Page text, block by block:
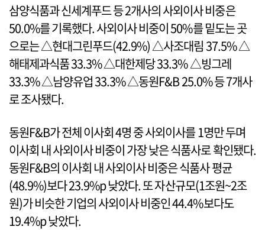
삼양식품과 신세계푸드 등 2개사의 사외이사 비중은
50.0%를 기록했다. 사외이사 비중이 50%를 밑도는 곳
으로는 △현대그린푸드(42.9%) △사조대림 37.5% △
해태제과식품 33.3% △대한제당 33.3% △빙그레
33.3% △남양유업 33.3% △동원F&B 25.0% 등 7개사
로 조사됐다.
동원F&B가 전체 이사회 4명 중 사외이사를 1명만 두며
이사회 내 사외이사 비중이 가장 낮은 식품사로 확인됐다.
동원F&B의 이사회 내 사외이사 비중은 식품사 평균
(48.9%)보다 23.9%p 낮았다. 또 자산규모(1조원~2조
원)가 비슷한 기업의 사외이사 비중인 44.4%보다도
19.4%p 낮았다.